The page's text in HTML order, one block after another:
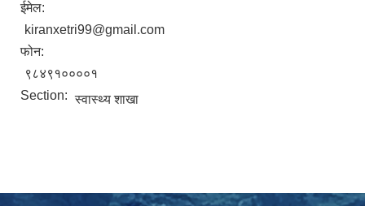
ईमेल:
kiranxetri99@gmail.com
फोन:
९८४९१००००१
Section: स्वास्थ्य शाखा